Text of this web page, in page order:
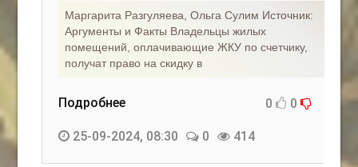
Маргарита Разгуляева, Ольга Сулим Источник:
Аргументы и Факты Владельцы жилых
помещений, оплачивающие ЖКУ по счетчику,
получат право на скидку в
Подробнее 0 0
25-09-2024, 08:30 0 414